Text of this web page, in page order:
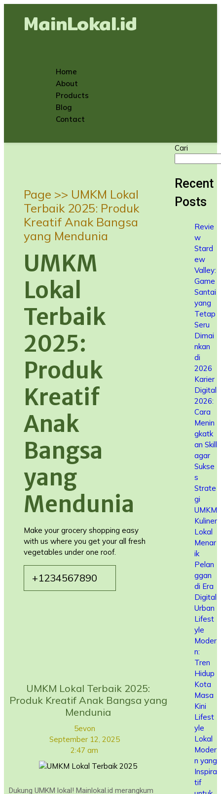
MainLokal.id
Home
About
Products
Blog
Contact
Page >> UMKM Lokal
Terbaik 2025: Produk
Kreatif Anak Bangsa
yang Mendunia
UMKM
Lokal
Terbaik
2025:
Produk
Kreatif
Anak
Bangsa
yang
Mendunia
Make your grocery shopping easy
with us where you get your all fresh
vegetables under one roof.
+1234567890
UMKM Lokal Terbaik 2025:
Produk Kreatif Anak Bangsa yang
Mendunia
5evon
September 12, 2025
2:47 am
Dukung UMKM lokal! Mainlokal.id merangkum
Cari
Recent
Posts
Revie
w
Stard
ew
Valley:
Game
Santai
yang
Tetap
Seru
Dimai
nkan
di
2026
Karier
Digital
2026:
Cara
Menin
gkatk
an Skill
agar
Sukse
s
Strate
gi
UMKM
Kuliner
Lokal
Menar
ik
Pelan
ggan
di Era
Digital
Urban
Lifest
yle
Moder
n:
Tren
Hidup
Kota
Masa
Kini
Lifest
yle
Lokal
Moder
n yang
Inspira
tif